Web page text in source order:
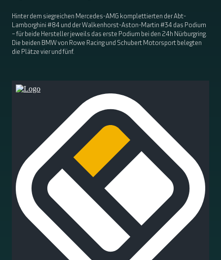
Hinter dem siegreichen Mercedes-AMG komplettierten der Abt-
Lamborghini #84 und der Walkenhorst-Aston-Martin #34 das Podium
– für beide Hersteller jeweils das erste Podium bei den 24h Nürburgring.
Die beiden BMW von Rowe Racing und Schubert Motorsport belegten
die Plätze vier und fünf.